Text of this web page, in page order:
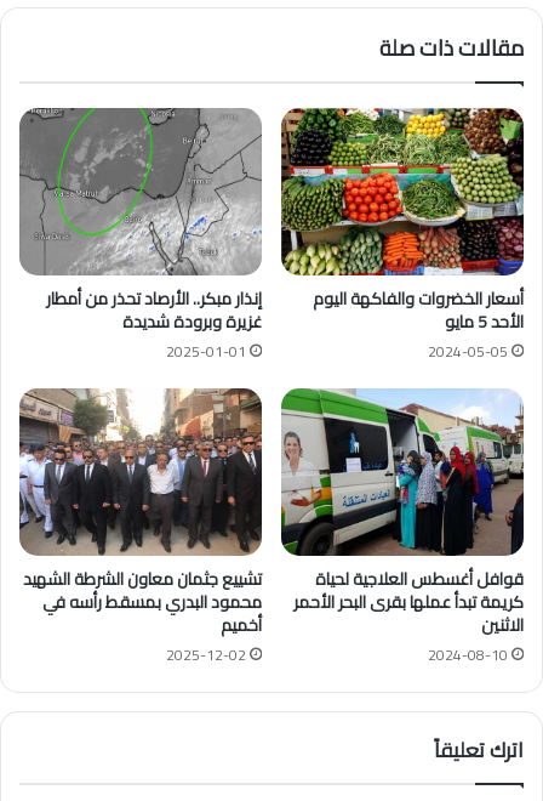
مقالات ذات صلة
أسعار الخضروات والفاكهة اليوم
الأحد 5 مايو
2024-05-05
إنذار مبكر.. الأرصاد تحذر من أمطار
غزيرة وبرودة شديدة
2025-01-01
قوافل أغسطس العلاجية لحياة
كريمة تبدأ عملها بقرى البحر الأحمر
الاثنين
2024-08-10
تشييع جثمان معاون الشرطة الشهيد
محمود البدري بمسقط رأسه في
أخميم
2025-12-02
اترك تعليقاً